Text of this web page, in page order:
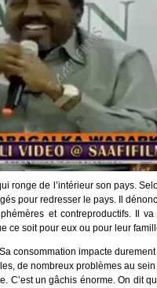
ronge de l’intérieur son pays.
pour redresser le pays. Il
et contreproductifs. Il
ce soit pour eux ou pour leur
consommation impacte
de nombreux problèmes au
C’est un gâchis énorme. On dit